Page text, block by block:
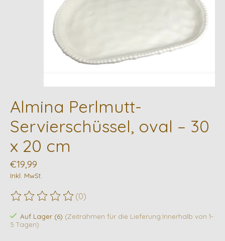
Almina Perlmutt-
Servierschüssel, oval – 30
x 20 cm
€19,99
Inkl. MwSt.
Die Bewertung dieses Produkts ist
(0)
Auf Lager (6) (Zeitrahmen für die Lieferung:Innerhalb von 1-
5 Tagen)